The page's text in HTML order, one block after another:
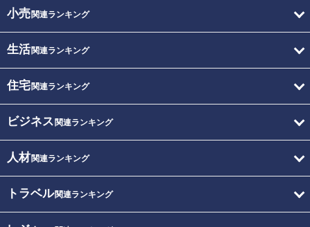
小売関連ランキング
生活関連ランキング
住宅関連ランキング
ビジネス 関連ランキング
人材関連ランキング
トラベル関連ランキング